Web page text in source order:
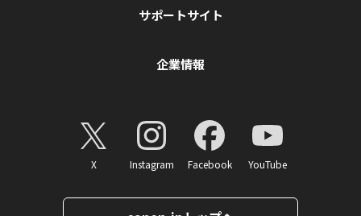
サポートサイト
企業情報
X Instagram Facebook YouTube